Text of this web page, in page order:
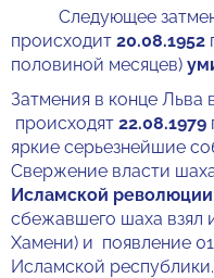
Следующее
происходит 20.08.1952
половиной месяцев)
Затмения в конце Льва
происходят 22.08.1979
яркие серьезнейшие
Свержение власти
Исламской революции
сбежавшего шаха взял
Хамени) и появление
Исламской